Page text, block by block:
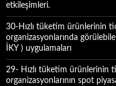
etkileşimleri.
30-Hızlı tüketim ürünlerinin
organizasyonlarında
İKY ) uygulamaları
29- Hızlı tüketim ürünlerinin
organizasyonlarının spot